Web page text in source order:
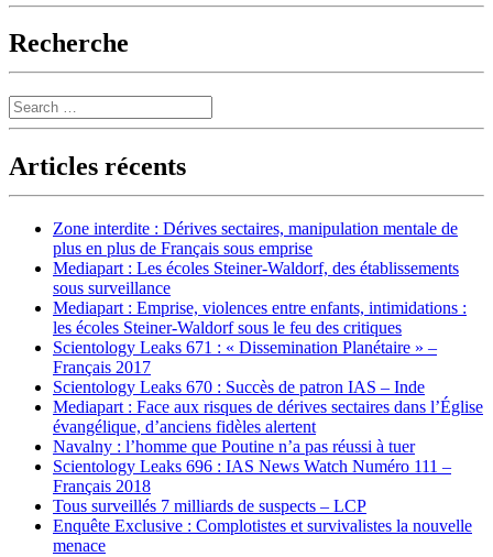
Recherche
Search
Articles récents
Zone interdite : Dérives sectaires, manipulation mentale de
plus en plus de Français sous emprise
Mediapart : Les écoles Steiner-Waldorf, des établissements
sous surveillance
Mediapart : Emprise, violences entre enfants, intimidations :
les écoles Steiner-Waldorf sous le feu des critiques
Scientology Leaks 671 : « Dissemination Planétaire » –
Français 2017
Scientology Leaks 670 : Succès de patron IAS – Inde
Mediapart : Face aux risques de dérives sectaires dans l’Église
évangélique, d’anciens fidèles alertent
Navalny : l’homme que Poutine n’a pas réussi à tuer
Scientology Leaks 696 : IAS News Watch Numéro 111 –
Français 2018
Tous surveillés 7 milliards de suspects – LCP
Enquête Exclusive : Complotistes et survivalistes la nouvelle
menace